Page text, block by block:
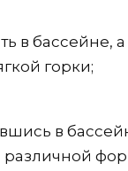
в бассейне,
горки;
в
различной